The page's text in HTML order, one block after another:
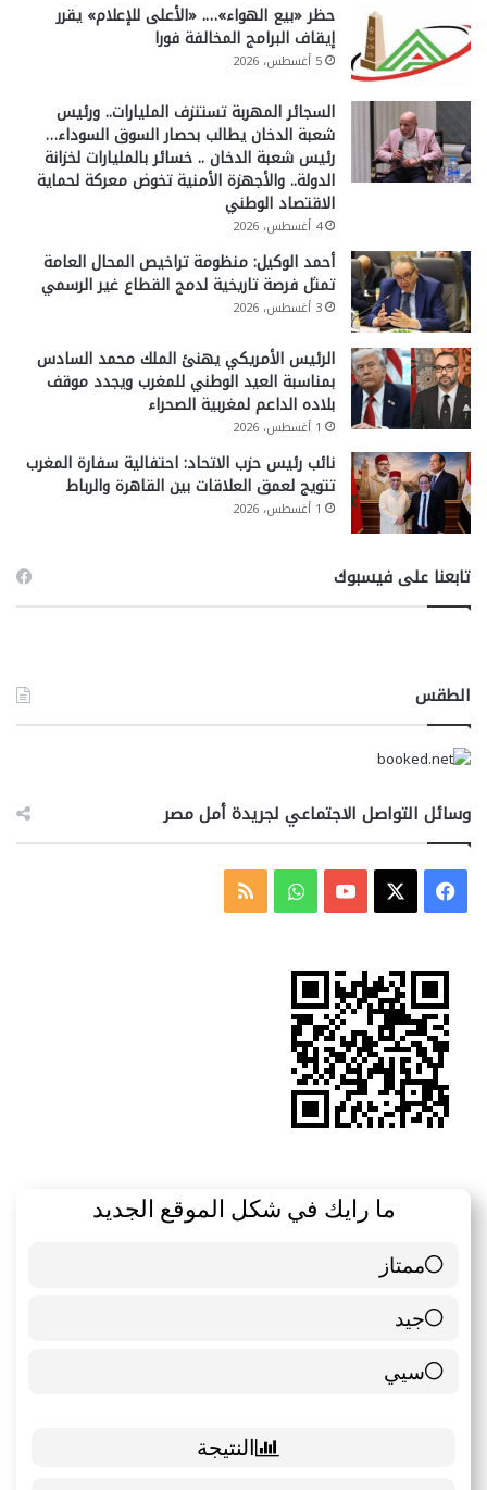
حظر «بيع الهواء»…. «الأعلى للإعلام» يقرر
إيقاف البرامج المخالفة فورا
5 أغسطس، 2026
السجائر المهربة تستنزف المليارات.. ورئيس
شعبة الدخان يطالب بحصار السوق السوداء…
رئيس شعبة الدخان .. خسائر بالمليارات لخزانة
الدولة.. والأجهزة الأمنية تخوض معركة لحماية
الاقتصاد الوطني
4 أغسطس، 2026
أحمد الوكيل: منظومة تراخيص المحال العامة
تمثل فرصة تاريخية لدمج القطاع غير الرسمي
3 أغسطس، 2026
الرئيس الأمريكي يهنئ الملك محمد السادس
بمناسبة العيد الوطني للمغرب ويجدد موقف
بلاده الداعم لمغربية الصحراء
1 أغسطس، 2026
نائب رئيس حزب الاتحاد: احتفالية سفارة المغرب
تتويج لعمق العلاقات بين القاهرة والرباط
1 أغسطس، 2026
تابعنا على فيسبوك
الطقس
وسائل التواصل الاجتماعي لجريدة أمل مصر
فيسبوك ‫YouTubeواتسابملخص
ما رايك في شكل الموقع الجديد
ممتاز
6 ( 85.71 % )
جيد
0 ( 0 % )
سيي
1 ( 14.29 % )